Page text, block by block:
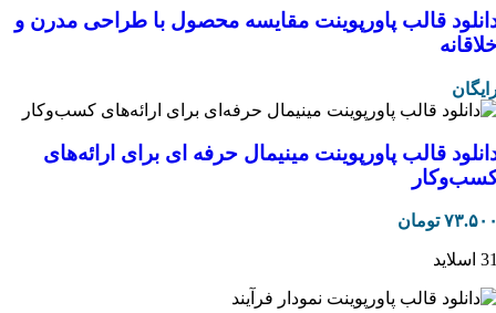
قالب پاورپوینت مقایسه محصول با طراحی مدرن و
قالب پاورپوینت مینیمال حرفه ای برای ارائه‌های
تومان
اسلاید